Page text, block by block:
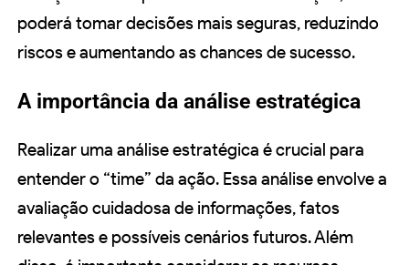
poderá tomar decisões mais seguras, reduzindo
riscos e aumentando as chances de sucesso.
A importância da análise estratégica
Realizar uma análise estratégica é crucial para
entender o “time” da ação. Essa análise envolve a
avaliação cuidadosa de informações, fatos
relevantes e possíveis cenários futuros. Além